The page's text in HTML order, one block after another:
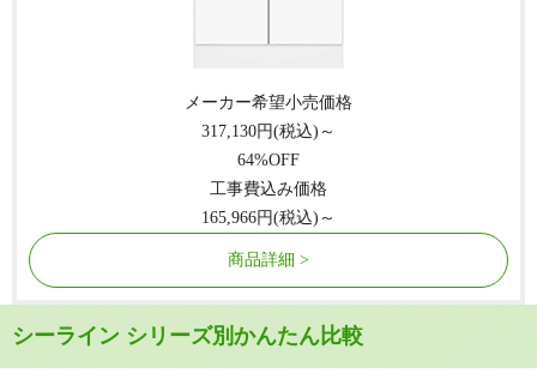
メーカー希望小売価格
317,130円(税込)～
64%OFF
工事費込み価格
165,966円(税込)～
商品詳細
シーライン シリーズ別かんたん比較